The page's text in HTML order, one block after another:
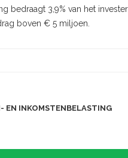
bedraagt 3,9% van het
boven € 5 miljoen.
EN INKOMSTENBELASTING